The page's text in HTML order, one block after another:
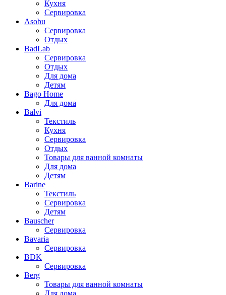
Кухня
Сервировка
Asobu
Сервировка
Отдых
BadLab
Сервировка
Отдых
Для дома
Детям
Bago Home
Для дома
Balvi
Текстиль
Кухня
Сервировка
Отдых
Товары для ванной комнаты
Для дома
Детям
Barine
Текстиль
Сервировка
Детям
Bauscher
Сервировка
Bavaria
Сервировка
BDK
Сервировка
Berg
Товары для ванной комнаты